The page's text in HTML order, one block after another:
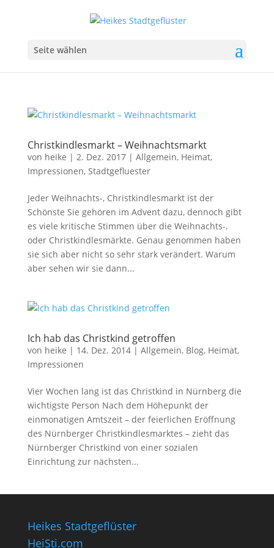
Seite wählen
Christkindlesmarkt – Weihnachtsmarkt
von heike | 2. Dez. 2017| Allgemein, Heimat,
Impressionen, Stadtgefluester
Jeder Weihnachts-, Christkindlesmarkt ist der
Schönste Sie gehören im Advent dazu, dennoch gibt
es viele kritische Stimmen über die Weihnachts-,
oder Christkindlesmärkte. Genau genommen haben
sie sich aber nicht so sehr stark verändert. Warum
aber sehen wir sie dann...
Ich hab das Christkind getroffen
von heike | 14. Dez. 2014| Allgemein, Blog, Heimat,
Impressionen
Vier Wochen lang ist das Christkind in Nürnberg die
wichtigste Person Nach dem Höhepunkt der
einmonatigen Amtszeit – der feierlichen Eröffnung
des Nürnberger Christkindlesmarktes – zieht das
Nürnberger Christkind von einer sozialen
Einrichtung zur nächsten...
Heikes Stadtgeflüster
HeiSti.com